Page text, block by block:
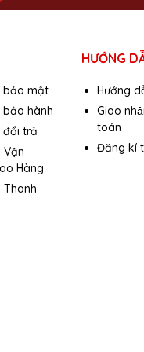
bảo mật
bảo hành
đổi trả
Vận
Hàng
Thanh
HƯỚNG
Hướng
Giao
toán
Đăng kí